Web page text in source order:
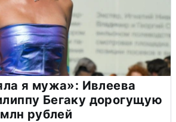
я мужа»: Ивлеева
Бегаку дорогущую
рублей